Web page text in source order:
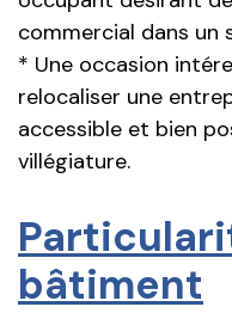
commercial dans un
* Une occasion
relocaliser une
accessible et bien
villégiature.
bâtiment